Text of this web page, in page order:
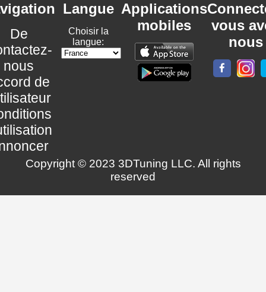
De
nous
de
Langue
Choisir la
langue:
Applications
mobiles
vous
nous
Copyright © 2023 3DTuning LLC. All rights
reserved